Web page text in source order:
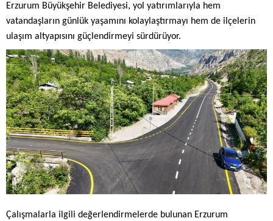
Erzurum Büyükşehir Belediyesi, yol yatırımlarıyla hem
vatandaşların günlük yaşamını kolaylaştırmayı hem de ilçelerin
ulaşım altyapısını güçlendirmeyi sürdürüyor.
Çalışmalarla ilgili değerlendirmelerde bulunan Erzurum